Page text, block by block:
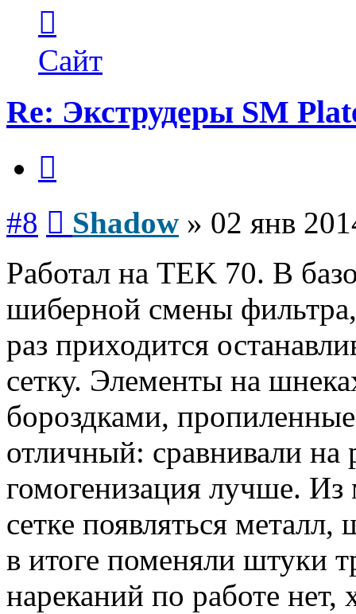
пользователя
Shadow
Сайт
Re: Экструдеры SM
#8 Shadow » 02 янв
Работал на TEK 70. В
шиберной смены
раз приходится
сетку. Элементы на
бороздками,
отличный: сравнивали
гомогенизация лучше. Из
сетке появляться
в итоге поменяли штуки
нареканий по работе нет,